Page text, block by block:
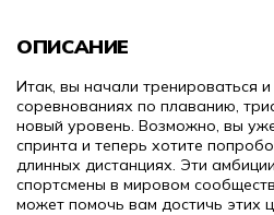
ОПИСАНИЕ
Итак, вы начали тренироваться и
соревнованиях по плаванию,
новый уровень. Возможно, вы
спринта и теперь хотите
длинных дистанциях. Эти
спортсмены в мировом
может помочь вам достичь этих